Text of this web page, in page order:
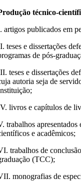
técnico-
artigos publicados em
teses e dissertações
de pós-
teses e dissertações
autoria seja de
livros e capítulos de
trabalhos apresentados
e acadêmicos;
trabalhos de
(TCC);
monografias de